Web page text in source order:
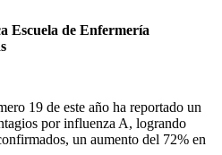
Escuela de Enfermería
19 de este año ha reportado un
por influenza A, logrando
un aumento del 72% en